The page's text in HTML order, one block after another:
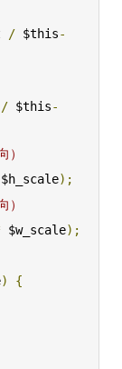
/ $this-
/ $this-
）
);
）
$w_scale);
)
{